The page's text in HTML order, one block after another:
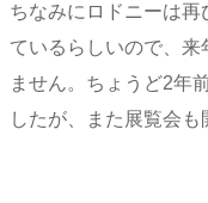
ちなみにロドニーは
ているらしいので、
ません。ちょうど2年
したが、また展覧会も